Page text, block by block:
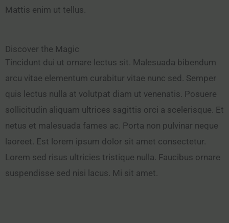
Mattis enim ut tellus.
Discover the Magic
Tincidunt dui ut ornare lectus sit. Malesuada bibendum
arcu vitae elementum curabitur vitae nunc sed. Semper
quis lectus nulla at volutpat diam ut venenatis. Posuere
sollicitudin aliquam ultrices sagittis orci a scelerisque. Et
netus et malesuada fames ac. Porta non pulvinar neque
laoreet. Est lorem ipsum dolor sit amet consectetur.
Lorem sed risus ultricies tristique nulla. Faucibus ornare
suspendisse sed nisi lacus. Mi sit amet.